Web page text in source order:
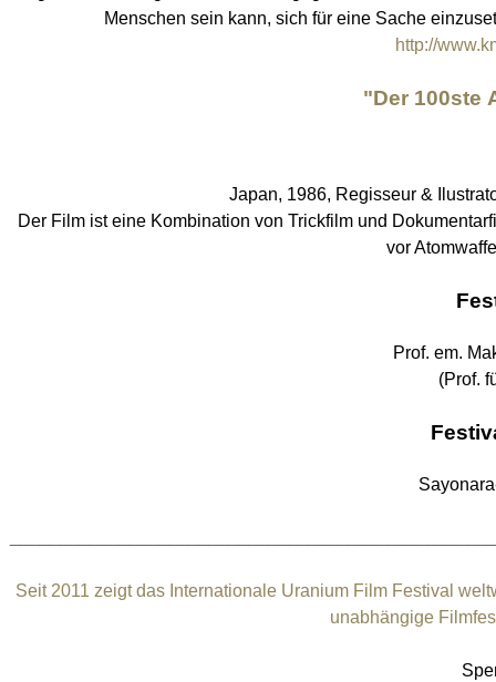
Menschen sein kann, sich für eine Sache
http://
"Der 100ste
Japan, 1986, Regisseur &
Der Film ist eine Kombination von Trickfilm und
vor
Prof. em.
(Prof.
Seit 2011 zeigt das Internationale Uranium Film Festival
unabhängige